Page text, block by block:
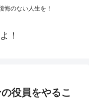
悔のない人生を！
！
役員をやるこ